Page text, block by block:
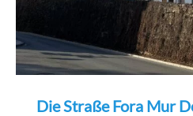
Die Straße Fora Mur